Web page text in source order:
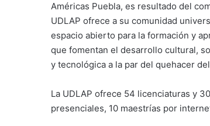
Américas Puebla, es resultado del
UDLAP ofrece a su comunidad
espacio abierto para la formación y
que fomentan el desarrollo cultural,
y tecnológica a la par del quehacer
La UDLAP ofrece 54 licenciaturas y
presenciales, 10 maestrías por